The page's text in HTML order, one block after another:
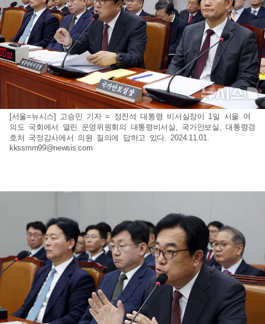
[서울=뉴시스] 고승민 기자 = 정진석 대통령 비서실장이 1일 서울 여
의도 국회에서 열린 운영위원회의 대통령비서실, 국가안보실, 대통령경
호처 국정감사에서 의원 질의에 답하고 있다. 2024.11.01.
kkssmm99@newsis.com